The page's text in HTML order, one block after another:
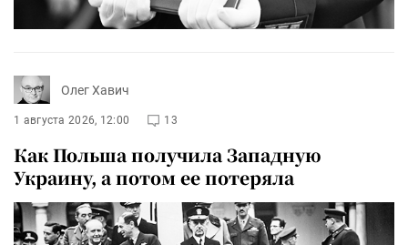
Олег Хавич
1 августа 2026, 12:00 13
Как Польша получила Западную
Украину, а потом ее потеряла